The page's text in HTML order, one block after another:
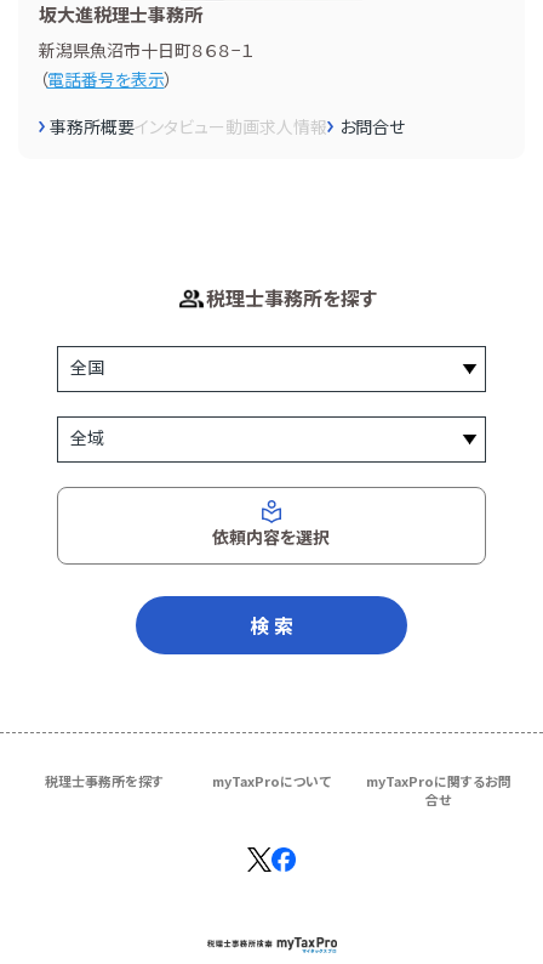
坂大進税理士事務所
新潟県魚沼市十日町８６８−１
（電話番号を表示）
事務所概要インタビュー動画求人情報 お問合せ
税理士事務所を探す
依頼内容を選択
検 索
税理士事務所を探す myTaxProについて
myTaxProに関するお問
合せ